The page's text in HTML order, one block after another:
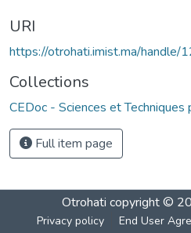
URI
https://otrohati.imist.ma/
Collections
CEDoc - Sciences et Techniques
Full item page
Otrohati copyright ©
Privacy policy End User